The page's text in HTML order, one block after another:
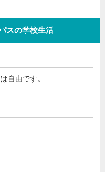
スの学校生活
自由です。